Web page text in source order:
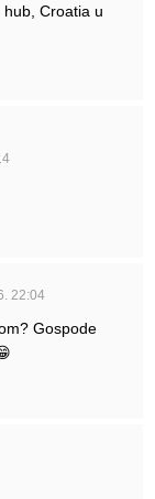
Croatia u
22:04
Gospode